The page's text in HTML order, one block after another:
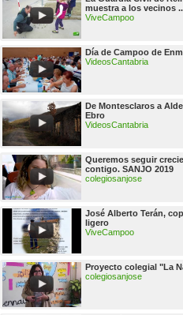
muestra a los vecinos
ViveCampoo
Día de Campoo de
VideosCantabria
De Montesclaros a
Ebro
VideosCantabria
Queremos seguir
contigo. SANJO 2019
colegiosanjose
José Alberto Terán,
ligero
ViveCampoo
Proyecto colegial "La
colegiosanjose